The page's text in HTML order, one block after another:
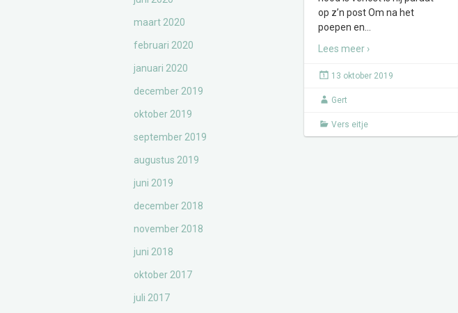
maart 2020
februari 2020
januari 2020
december 2019
oktober 2019
september 2019
augustus 2019
juni 2019
december 2018
november 2018
juni 2018
oktober 2017
juli 2017
op z’n post Om na het
poepen en
Lees meer ›
13 oktober 2019
Gert
Vers eitje